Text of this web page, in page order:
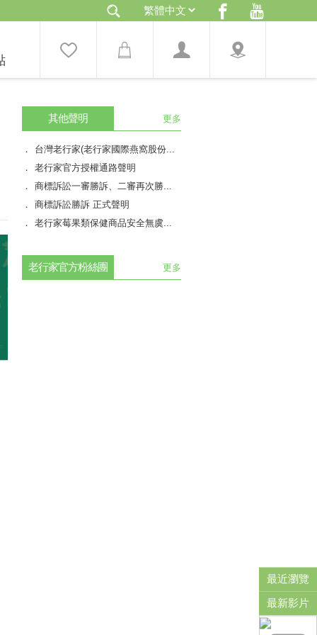
其他聲明 更多
台灣老行家(老行家國際燕窩股份...
老行家官方授權通路聲明
商標訴訟一審勝訴、二審再次勝...
商標訴訟勝訴 正式聲明
老行家莓果類保健商品安全無虞...
老行家官方粉絲團 更多
最近瀏覽
最新影片